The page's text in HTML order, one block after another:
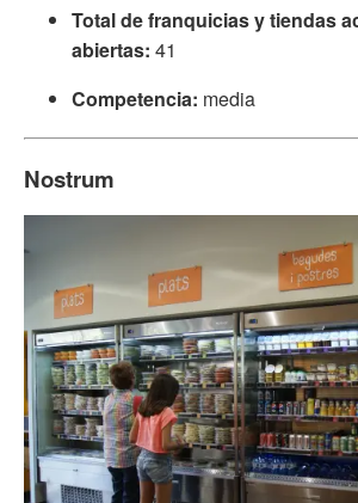
Total de franquicias y tiendas
abiertas: 41
Competencia: media
Nostrum